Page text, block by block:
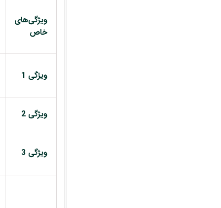
ویژگی‌های
خاص
ویژگی 1
ویژگی 2
ویژگی 3